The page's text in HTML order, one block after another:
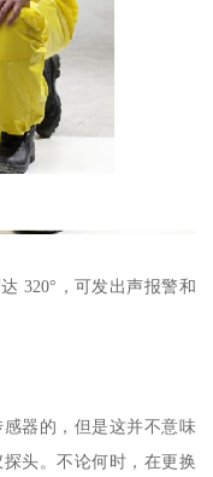
320°，可发出声报警和
器的，但是这并不意味
头。不论何时，在更换